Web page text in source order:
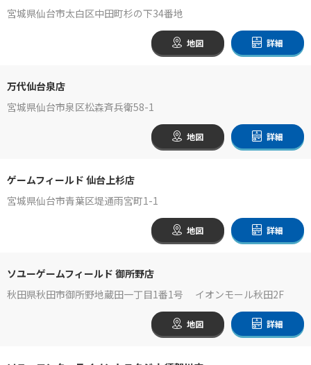
宮城県仙台市太白区中田町杉の下34番地
地図 詳細
万代仙台泉店
宮城県仙台市泉区松森斉兵衛58-1
地図 詳細
ゲームフィールド 仙台上杉店
宮城県仙台市青葉区堤通雨宮町1-1
地図 詳細
ソユーゲームフィールド 御所野店
秋田県秋田市御所野地蔵田一丁目1番1号 イオンモール秋田2F
地図 詳細